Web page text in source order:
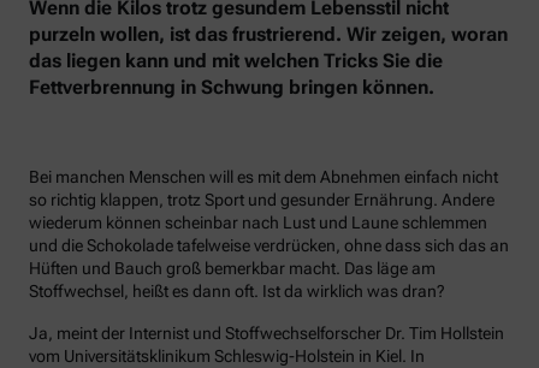
Wenn die Kilos trotz gesundem Lebensstil nicht
purzeln wollen, ist das frustrierend. Wir zeigen, woran
das liegen kann und mit welchen Tricks Sie die
Fettverbrennung in Schwung bringen können.
Bei manchen Menschen will es mit dem Abnehmen einfach nicht
so richtig klappen, trotz Sport und gesunder Ernährung. Andere
wiederum können scheinbar nach Lust und Laune schlemmen
und die Schokolade tafelweise verdrücken, ohne dass sich das an
Hüften und Bauch groß bemerkbar macht. Das läge am
Stoffwechsel, heißt es dann oft. Ist da wirklich was dran?
Ja, meint der Internist und Stoffwechselforscher Dr. Tim Hollstein
vom Universitätsklinikum Schleswig-Holstein in Kiel. In